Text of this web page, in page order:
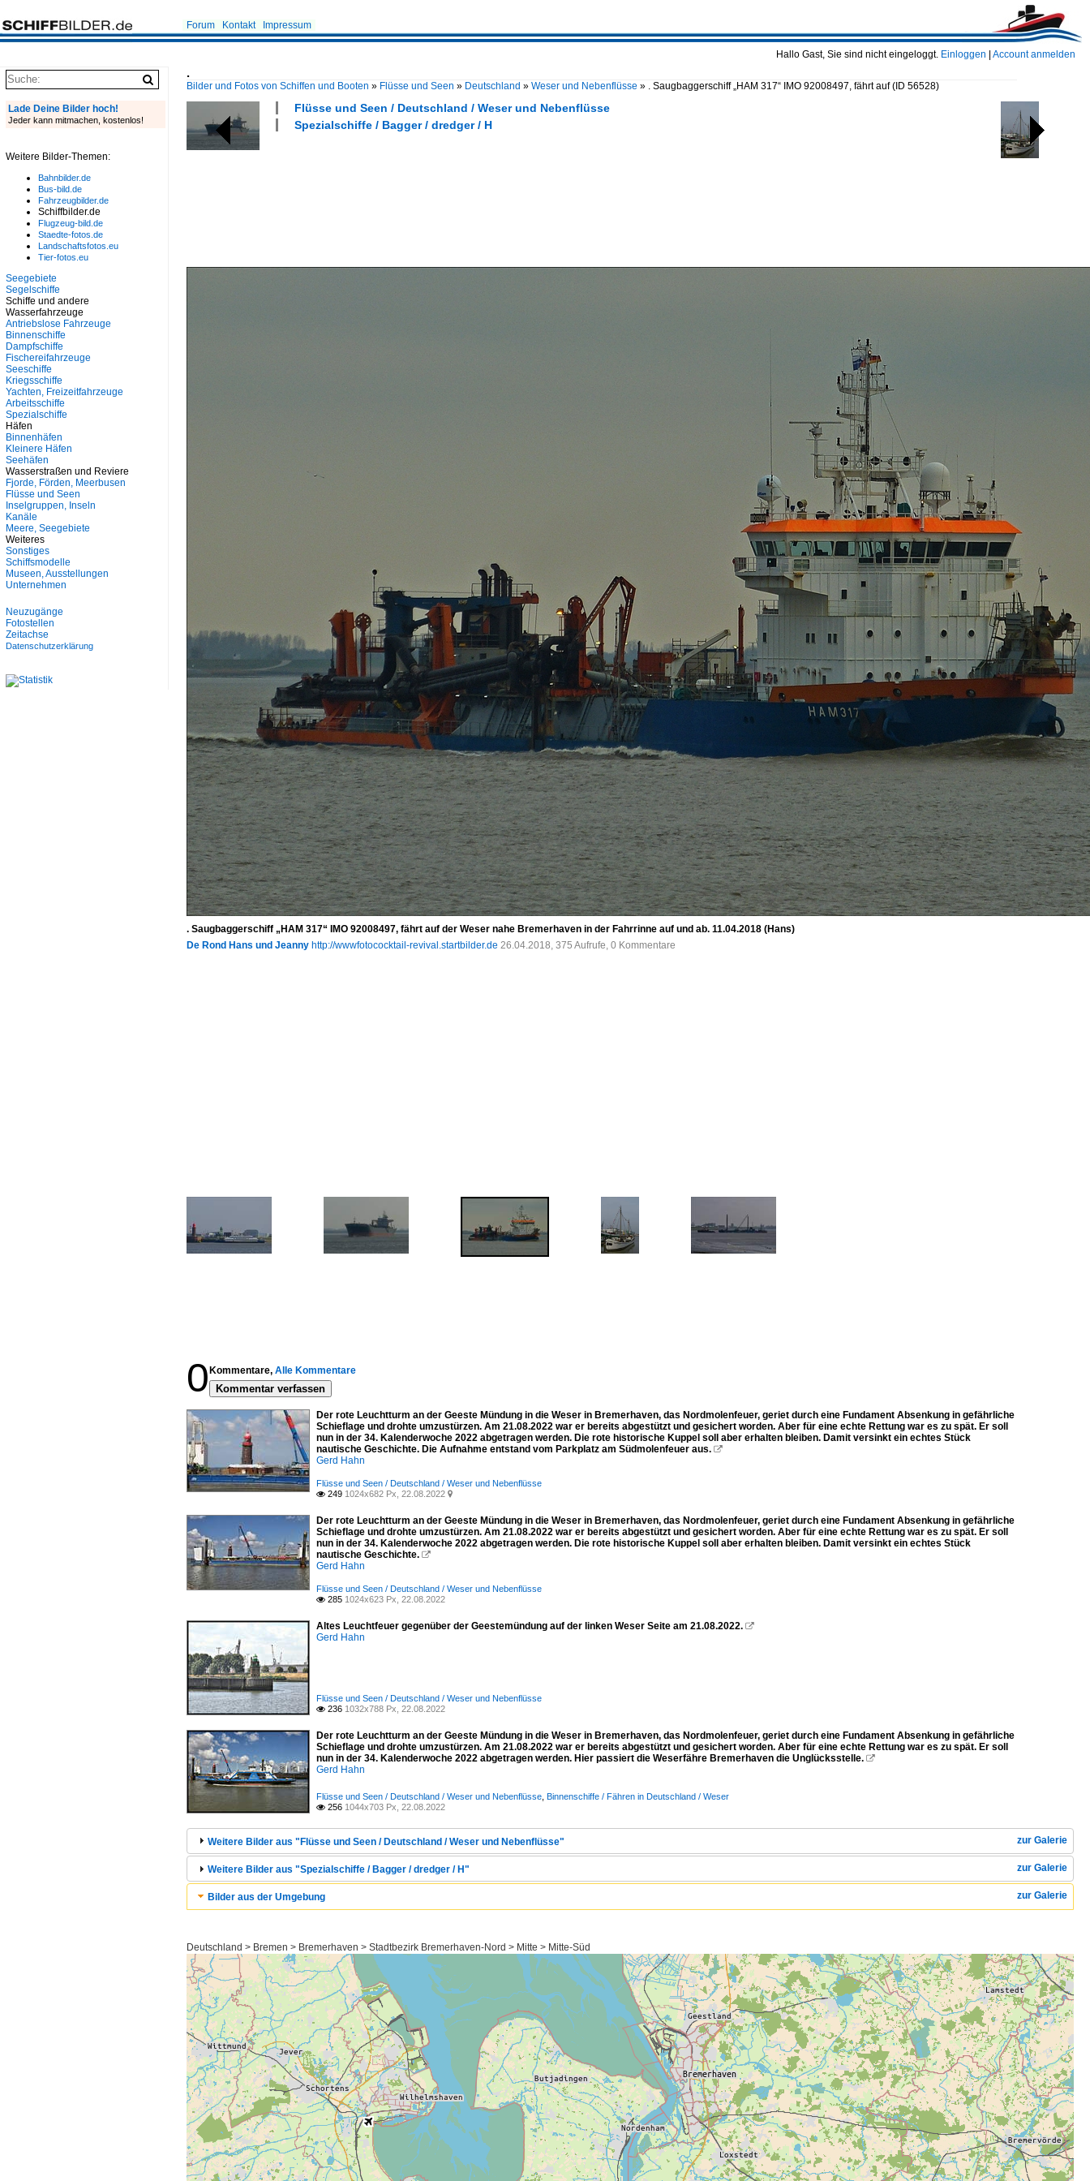
Hallo Gast, Sie sind nicht eingeloggt. Einloggen Account anmelden
Forum Kontakt Impressum
.
Bilder und Fotos von Schiffen und Booten » Flüsse und Seen » Deutschland » Weser und Nebenflüsse » . Saugbaggerschiff „HAM 317“ IMO 92008497, fährt auf(ID 56528)
Flüsse und Seen / Deutschland / Weser und Nebenflüsse
Spezialschiffe / Bagger / dredger / H
. Saugbaggerschiff „HAM 317“ IMO 92008497, fährt auf der Weser nahe Bremerhaven in der Fahrrinne auf und ab. 11.04.2018 (Hans)
De Rond Hans und Jeanny http://wwwfotococktail-revival.startbilder.de 26.04.2018, 375 Aufrufe, 0 Kommentare
0 Kommentare, Alle Kommentare
Kommentar verfassen
Der rote Leuchtturm an der Geeste Mündung in die Weser in Bremerhaven, das Nordmolenfeuer, geriet durch eine Fundament Absenkung in gefährliche
Schieflage und drohte umzustürzen. Am 21.08.2022 war er bereits abgestützt und gesichert worden. Aber für eine echte Rettung war es zu spät. Er soll
nun in der 34. Kalenderwoche 2022 abgetragen werden. Die rote historische Kuppel soll aber erhalten bleiben. Damit versinkt ein echtes Stück
nautische Geschichte. Die Aufnahme entstand vom Parkplatz am Südmolenfeuer aus. 
Gerd Hahn
Flüsse und Seen / Deutschland / Weser und Nebenflüsse
 249 1024x682 Px, 22.08.2022 
Der rote Leuchtturm an der Geeste Mündung in die Weser in Bremerhaven, das Nordmolenfeuer, geriet durch eine Fundament Absenkung in gefährliche
Schieflage und drohte umzustürzen. Am 21.08.2022 war er bereits abgestützt und gesichert worden. Aber für eine echte Rettung war es zu spät. Er soll
nun in der 34. Kalenderwoche 2022 abgetragen werden. Die rote historische Kuppel soll aber erhalten bleiben. Damit versinkt ein echtes Stück
nautische Geschichte. 
Gerd Hahn
Flüsse und Seen / Deutschland / Weser und Nebenflüsse
 285 1024x623 Px, 22.08.2022
Altes Leuchtfeuer gegenüber der Geestemündung auf der linken Weser Seite am 21.08.2022. 
Gerd Hahn
Flüsse und Seen / Deutschland / Weser und Nebenflüsse
 236 1032x788 Px, 22.08.2022
Der rote Leuchtturm an der Geeste Mündung in die Weser in Bremerhaven, das Nordmolenfeuer, geriet durch eine Fundament Absenkung in gefährliche
Schieflage und drohte umzustürzen. Am 21.08.2022 war er bereits abgestützt und gesichert worden. Aber für eine echte Rettung war es zu spät. Er soll
nun in der 34. Kalenderwoche 2022 abgetragen werden. Hier passiert die Weserfähre Bremerhaven die Unglücksstelle. 
Gerd Hahn
Flüsse und Seen / Deutschland / Weser und Nebenflüsse Binnenschiffe / Fähren in Deutschland / Weser
 256 1044x703 Px, 22.08.2022
zur Galerie
Weitere Bilder aus "Flüsse und Seen / Deutschland / Weser und Nebenflüsse"
zur Galerie
Weitere Bilder aus "Spezialschiffe / Bagger / dredger / H"
zur Galerie
Bilder aus der Umgebung
Deutschland > Bremen > Bremerhaven > Stadtbezirk Bremerhaven-Nord > Mitte > Mitte-Süd
Lade Deine Bilder hoch!
Jeder kann mitmachen, kostenlos!
Weitere Bilder-Themen:
Bahnbilder.de
Bus-bild.de
Fahrzeugbilder.de
Schiffbilder.de
Flugzeug-bild.de
Staedte-fotos.de
Landschaftsfotos.eu
Tier-fotos.eu
Seegebiete
Segelschiffe
Schiffe und andere
Wasserfahrzeuge
Antriebslose Fahrzeuge
Binnenschiffe
Dampfschiffe
Fischereifahrzeuge
Seeschiffe
Kriegsschiffe
Yachten, Freizeitfahrzeuge
Arbeitsschiffe
Spezialschiffe
Häfen
Binnenhäfen
Kleinere Häfen
Seehäfen
Wasserstraßen und Reviere
Fjorde, Förden, Meerbusen
Flüsse und Seen
Inselgruppen, Inseln
Kanäle
Meere, Seegebiete
Weiteres
Sonstiges
Schiffsmodelle
Museen, Ausstellungen
Unternehmen
Neuzugänge
Fotostellen
Zeitachse
Datenschutzerklärung